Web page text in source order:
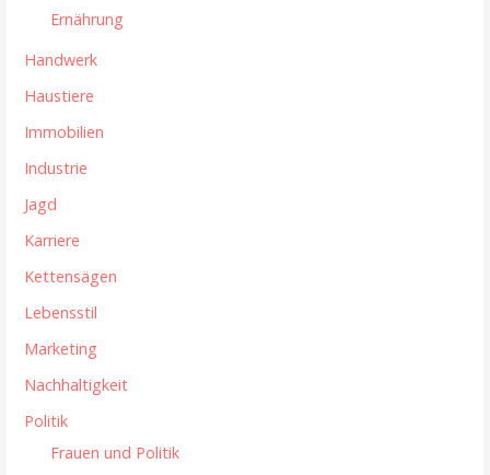
Ernährung
Handwerk
Haustiere
Immobilien
Industrie
Jagd
Karriere
Kettensägen
Lebensstil
Marketing
Nachhaltigkeit
Politik
Frauen und Politik